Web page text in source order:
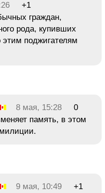
+1
граждан,
рода, купивших
этим поджигателям
8 мая, 15:28
0
память, в этом
9 мая, 10:49 +1